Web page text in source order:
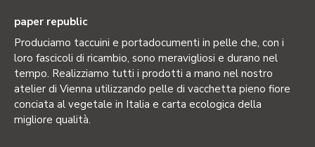
paper republic
Produciamo taccuini e portadocumenti in pelle che, con i
loro fascicoli di ricambio, sono meravigliosi e durano nel
tempo. Realizziamo tutti i prodotti a mano nel nostro
atelier di Vienna utilizzando pelle di vacchetta pieno fiore
conciata al vegetale in Italia e carta ecologica della
migliore qualità.